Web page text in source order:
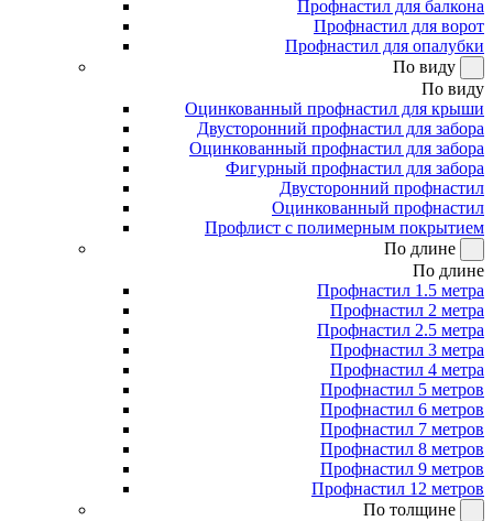
Профнастил для балкона
Профнастил для ворот
Профнастил для опалубки
По виду
По виду
Оцинкованный профнастил для крыши
Двусторонний профнастил для забора
Оцинкованный профнастил для забора
Фигурный профнастил для забора
Двусторонний профнастил
Оцинкованный профнастил
Профлист с полимерным покрытием
По длине
По длине
Профнастил 1.5 метра
Профнастил 2 метра
Профнастил 2.5 метра
Профнастил 3 метра
Профнастил 4 метра
Профнастил 5 метров
Профнастил 6 метров
Профнастил 7 метров
Профнастил 8 метров
Профнастил 9 метров
Профнастил 12 метров
По толщине